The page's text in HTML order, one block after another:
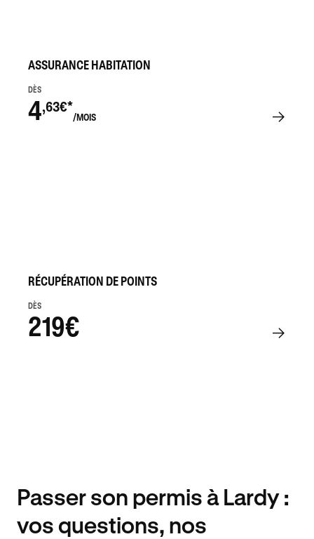
ASSURANCE HABITATION
DÈS
4,63€*
/MOIS
RÉCUPÉRATION DE POINTS
DÈS
219€
Passer son permis à Lardy :
vos questions, nos